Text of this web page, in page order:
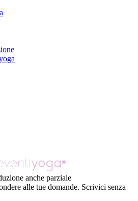
anche parziale
alle tue domande. Scrivici senza